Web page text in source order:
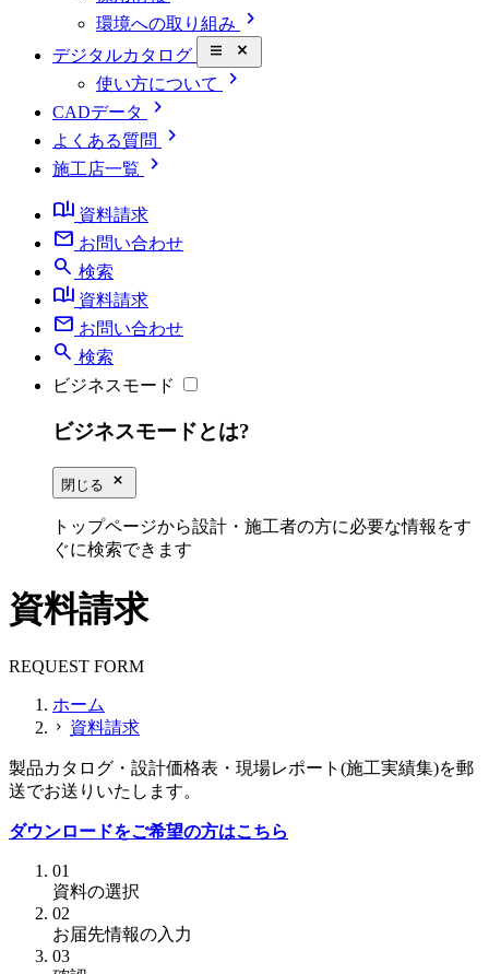
環境への取り組み chevron_right
デジタルカタログ close_small
使い方について chevron_right
CADデータ chevron_right
よくある質問 chevron_right
施工店一覧
chevron_right
book_ribbon 資料請求
mail お問い合わせ
search 検索
book_ribbon 資料請求
mail お問い合わせ
search 検索
ビジネスモード
ビジネスモードとは?
閉じる close_small
トップページから設計・施工者の方に必要な情報をす
ぐに検索できます
資料請求
REQUEST FORM
ホーム
chevron_right 資料請求
製品カタログ・設計価格表・現場レポート(施工実績集)を郵
送でお送りいたします。
ダウンロードをご希望の方はこちら
01
資料の選択
02
お届先情報の入力
03